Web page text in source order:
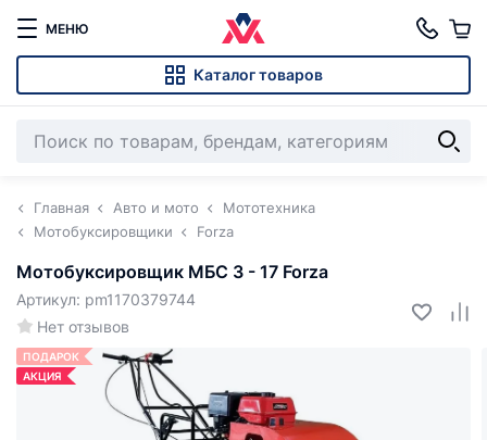
МЕНЮ
Каталог товаров
Главная Авто и мото
Мототехника
Мотобуксировщики
Forza
Мотобуксировщик МБС 3 - 17 Forza
Нет отзывов
Артикул: pm1170379744
ПОДАРОК
АКЦИЯ